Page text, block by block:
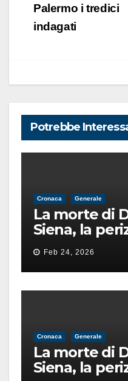
Palermo i tredici
indagati
Potrebbe
Cronaca Generale
La morte di
Siena, la
pista di
finita male
Feb 24, 2026
Cronaca Generale
La morte di
Siena, la